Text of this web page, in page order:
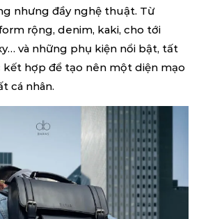
nhưng đầy nghệ thuật. Từ
rộng, denim, kaki, cho tới
và những phụ kiện nổi bật, tất
kết hợp để tạo nên một diện mạo
cá nhân.